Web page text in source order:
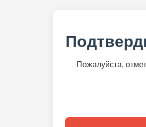
Пожалуйста,